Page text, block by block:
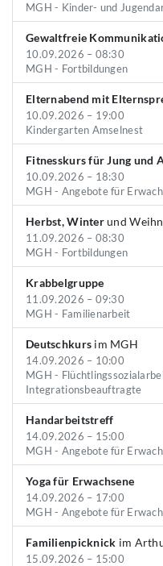
MGH - Kinder- und
Gewaltfreie
10.09.2026 – 08:30
MGH - Fortbildungen
Elternabend mit
10.09.2026 – 19:00
Kindergarten Amselnest
Fitnesskurs für Jung und
10.09.2026 – 18:30
MGH - Angebote für
Herbst, Winterund
11.09.2026 – 08:30
MGH - Fortbildungen
Krabbelgruppe
11.09.2026 – 09:30
MGH - Familienarbeit
Deutschkurs im MGH
14.09.2026 – 10:00
MGH -
Integrationsbeauftragte
Handarbeitstreff
14.09.2026 – 15:00
MGH - Angebote für
Yoga für Erwachsene
14.09.2026 – 17:00
MGH - Angebote für
Familienpicknick im
15.09.2026 – 15:00